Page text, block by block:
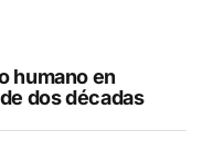
humano en
dos décadas